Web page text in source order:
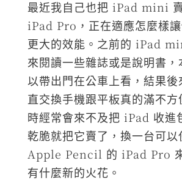
最近我自己也把 iPad mini
iPad Pro，正在適應怎麼樣
更大的效能。之前的 iPad
來閱讀一些雜誌或是說明書，
以帶出門在公車上看，結果後
直交換手機跟平板真的滿不方
時經常會來不及把 iPad 收進
乾脆就把它賣了，換一台可以
Apple Pencil 的 iPad Pro
有什麼新的火花。